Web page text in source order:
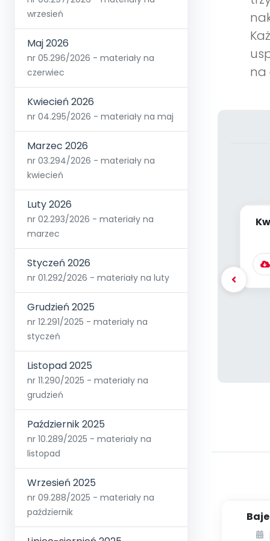
wrzesień
Maj 2026
nr 05.296/2026 - materiały na
czerwiec
Kwiecień 2026
nr 04.295/2026 - materiały na maj
Marzec 2026
nr 03.294/2026 - materiały na
kwiecień
Luty 2026
nr 02.293/2026 - materiały na
marzec
Styczeń 2026
nr 01.292/2026 - materiały na luty
Grudzień 2025
nr 12.291/2025 - materiały na
styczeń
Listopad 2025
nr 11.290/2025 - materiały na
grudzień
Październik 2025
nr 10.289/2025 - materiały na
listopad
Wrzesień 2025
nr 09.288/2025 - materiały na
październik
na